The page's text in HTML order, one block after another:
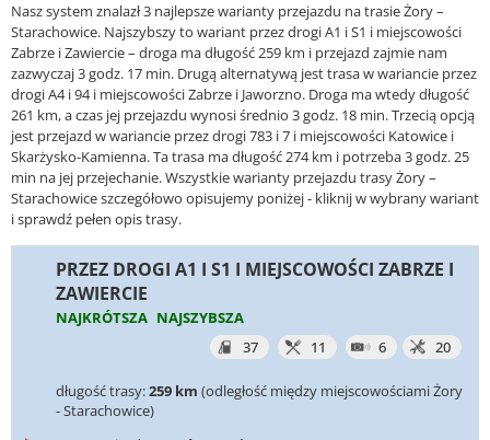
Nasz system znalazł 3 najlepsze warianty przejazdu na trasie Żory –
Starachowice. Najszybszy to wariant przez drogi A1 i S1 i miejscowości
Zabrze i Zawiercie – droga ma długość 259 km i przejazd zajmie nam
zazwyczaj 3 godz. 17 min. Drugą alternatywą jest trasa w wariancie przez
drogi A4 i 94 i miejscowości Zabrze i Jaworzno. Droga ma wtedy długość
261 km, a czas jej przejazdu wynosi średnio 3 godz. 18 min. Trzecią opcją
jest przejazd w wariancie przez drogi 783 i 7 i miejscowości Katowice i
Skarżysko-Kamienna. Ta trasa ma długość 274 km i potrzeba 3 godz. 25
min na jej przejechanie. Wszystkie warianty przejazdu trasy Żory –
Starachowice szczegółowo opisujemy poniżej - kliknij w wybrany wariant
i sprawdź pełen opis trasy.
PRZEZ DROGI A1 I S1 I MIEJSCOWOŚCI ZABRZE I
ZAWIERCIE
NAJKRÓTSZA NAJSZYBSZA
37
11 6 20
długość trasy:259 km (odległość między miejscowościami Żory
- Starachowice)